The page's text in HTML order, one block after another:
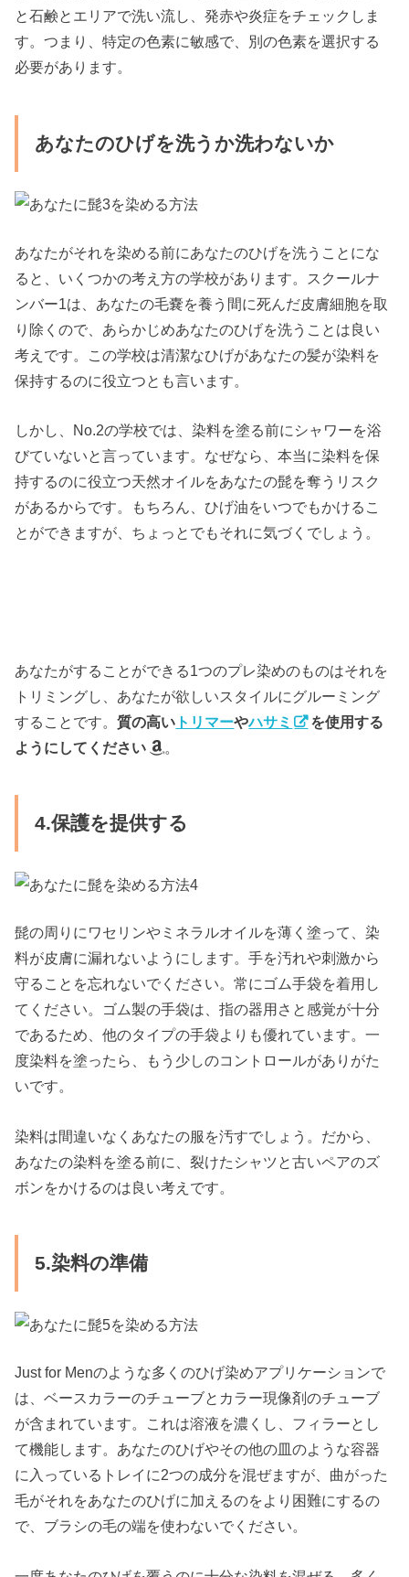
と石鹸とエリアで洗い流し、発赤や炎症をチェックしま
す。つまり、特定の色素に敏感で、別の色素を選択する
必要があります。
あなたのひげを洗うか洗わないか
あなたがそれを染める前にあなたのひげを洗うことにな
ると、いくつかの考え方の学校があります。スクールナ
ンバー1は、あなたの毛嚢を養う間に死んだ皮膚細胞を取
り除くので、あらかじめあなたのひげを洗うことは良い
考えです。この学校は清潔なひげがあなたの髪が染料を
保持するのに役立つとも言います。
しかし、No.2の学校では、染料を塗る前にシャワーを浴
びていないと言っています。なぜなら、本当に染料を保
持するのに役立つ天然オイルをあなたの髭を奪うリスク
があるからです。もちろん、ひげ油をいつでもかけるこ
とができますが、ちょっとでもそれに気づくでしょう。
あなたがすることができる1つのプレ染めのものはそれを
トリミングし、あなたが欲しいスタイルにグルーミング
することです。質の高い トリマーやハサミ
を使用する
ようにしてください
。
4.保護を提供する
髭の周りにワセリンやミネラルオイルを薄く塗って、染
料が皮膚に漏れないようにします。手を汚れや刺激から
守ることを忘れないでください。常にゴム手袋を着用し
てください。ゴム製の手袋は、指の器用さと感覚が十分
であるため、他のタイプの手袋よりも優れています。一
度染料を塗ったら、もう少しのコントロールがありがた
いです。
染料は間違いなくあなたの服を汚すでしょう。だから、
あなたの染料を塗る前に、裂けたシャツと古いペアのズ
ボンをかけるのは良い考えです。
5.染料の準備
Just for Menのような多くのひげ染めアプリケーションで
は、ベースカラーのチューブとカラー現像剤のチューブ
が含まれています。これは溶液を濃くし、フィラーとし
て機能します。あなたのひげやその他の皿のような容器
に入っているトレイに2つの成分を混ぜますが、曲がった
毛がそれをあなたのひげに加えるのをより困難にするの
で、ブラシの毛の端を使わないでください。